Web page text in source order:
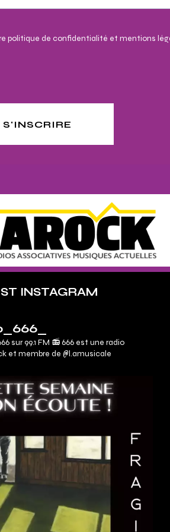
politique de confidentialité et mentions
S'INSCRIRE
INSTAGRAM
sur 99.1 FM 📻666 est une radio
et membre de @l.amusicale